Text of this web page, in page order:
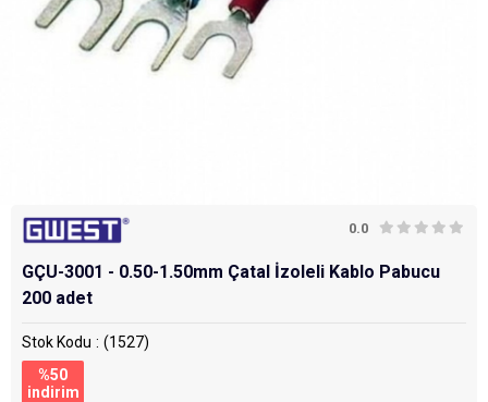
0.0
GÇU-3001 - 0.50-1.50mm Çatal İzoleli Kablo Pabucu
200 adet
Stok Kodu
(1527)
%50
i̇ndirim